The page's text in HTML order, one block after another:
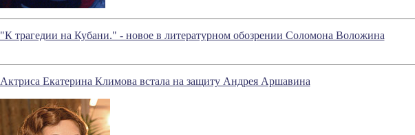
"К трагедии на Кубани." - новое в литературном обозрении Соломона Воложина
Актриса Екатерина Климова встала на защиту Андрея Аршавина